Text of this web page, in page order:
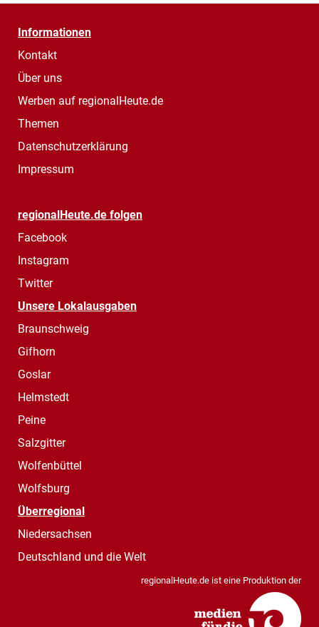
Informationen
Kontakt
Über uns
Werben auf regionalHeute.de
Themen
Datenschutzerklärung
Impressum
regionalHeute.de folgen
Facebook
Instagram
Twitter
Unsere Lokalausgaben
Braunschweig
Gifhorn
Goslar
Helmstedt
Peine
Salzgitter
Wolfenbüttel
Wolfsburg
Überregional
Niedersachsen
Deutschland und die Welt
regionalHeute.de ist eine Produktion der